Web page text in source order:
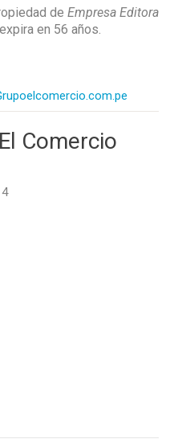
de Empresa Editora
en 56 años.
Comercio